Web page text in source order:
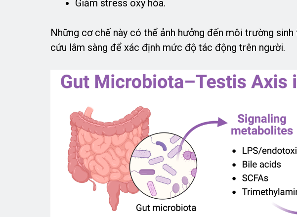
Giảm stress oxy hóa.
Những cơ chế này có thể ảnh hưởng đến môi trường
cứu lâm sàng để xác định mức độ tác động trên người.